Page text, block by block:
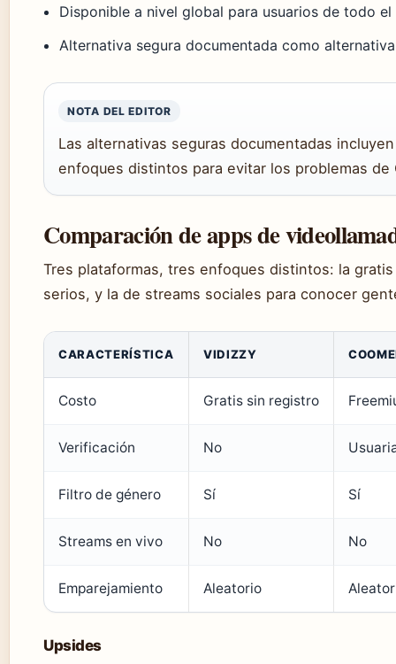
Disponible a nivel global para usuarios de todo el
Alternativa segura documentada como
NOTA DEL EDITOR
Las alternativas seguras documentadas
enfoques distintos para evitar los problemas de
Comparación de apps de
Tres plataformas, tres enfoques distintos: la
serios, y la de streams sociales para conocer
CARACTERÍSTICA VIDIZZY
Costo Gratis sin registro
Verificación No
Filtro de género Sí Sí
Streams en vivo No No
Emparejamiento Aleatorio
Upsides